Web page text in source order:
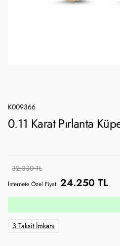
K009366
0.11 Karat Pırlanta
32.330 TL
İnternete Özel Fiyat 24.250 TL
3 Taksit İmkanı